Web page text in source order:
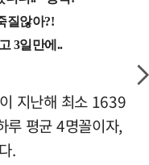
지난해 최소 1639
루 평균 4명꼴이자,
.